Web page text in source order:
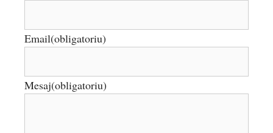
Email(obligatoriu)
Mesaj(obligatoriu)